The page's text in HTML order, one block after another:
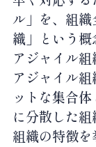
ル」を、組
織」という概
アジャイル
アジャイル
ットな集合
に分散した
組織の特徴を